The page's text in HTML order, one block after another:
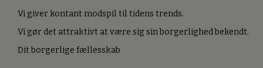
Vi giver kontant modspil til tidens trends.
Vi gør det attraktivt at være sig sin borgerlighed bekendt.
Dit borgerlige fællesskab